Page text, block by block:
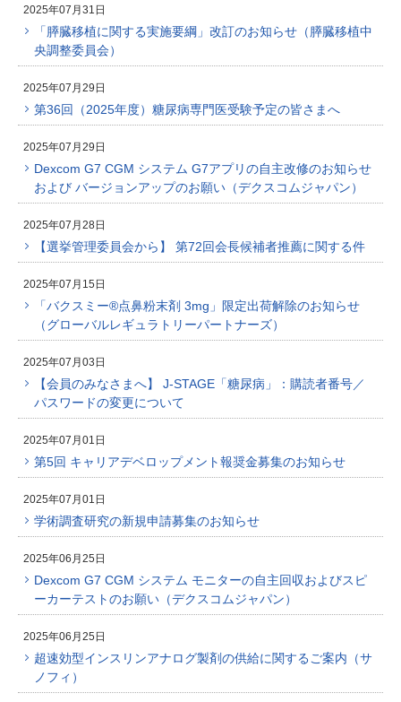
2025年07月31日
「膵臓移植に関する実施要綱」改訂のお知らせ（膵臓移植中
央調整委員会）
2025年07月29日
第36回（2025年度）糖尿病専門医受験予定の皆さまへ
2025年07月29日
Dexcom G7 CGM システム G7アプリの自主改修のお知らせ
および バージョンアップのお願い（デクスコムジャパン）
2025年07月28日
【選挙管理委員会から】 第72回会長候補者推薦に関する件
2025年07月15日
「バクスミー®点鼻粉末剤 3mg」限定出荷解除のお知らせ
（グローバルレギュラトリーパートナーズ）
2025年07月03日
【会員のみなさまへ】 J-STAGE「糖尿病」：購読者番号／
パスワードの変更について
2025年07月01日
第5回 キャリアデベロップメント報奨金募集のお知らせ
2025年07月01日
学術調査研究の新規申請募集のお知らせ
2025年06月25日
Dexcom G7 CGM システム モニターの自主回収およびスピ
ーカーテストのお願い（デクスコムジャパン）
2025年06月25日
超速効型インスリンアナログ製剤の供給に関するご案内（サ
ノフィ）